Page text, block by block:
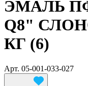
ЭМАЛЬ
Q8"
КГ (6)
Арт. 05-001-033-027